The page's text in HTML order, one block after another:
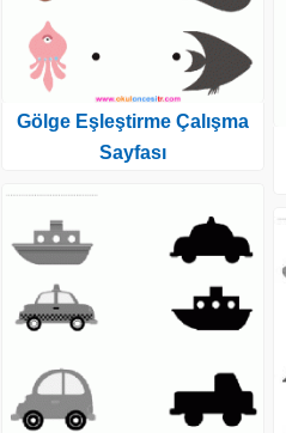
Gölge Eşleştirme Çalışma
Sayfası